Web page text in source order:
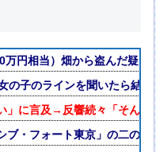
円相当）畑から盗んだ疑
の子のラインを聞いたら結果
」に言及→反響続々「そんな
シブ・フォート東京」の二